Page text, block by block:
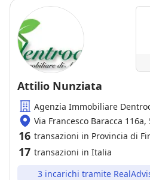
Attilio Nunziata
Agenzia Immobiliare
Via Francesco Baracca
16 transazioni in Provincia di
17 transazioni in Italia
3 incarichi tramite